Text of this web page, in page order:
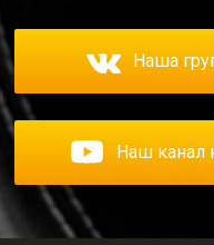
Наша
Наш канал